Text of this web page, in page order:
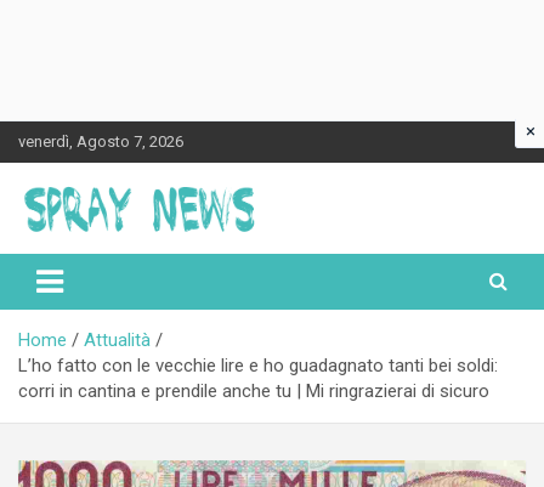
to
content
venerdì, Agosto 7, 2026
Spraynews.it
Home
Attualità
L’ho fatto con le vecchie lire e ho guadagnato tanti bei soldi:
corri in cantina e prendile anche tu | Mi ringrazierai di sicuro
×